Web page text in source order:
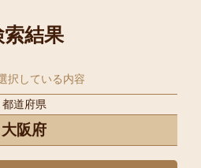
索結果
択している内容
都道府県
大阪府